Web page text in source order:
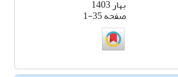
بهار 1403
صفحه1-35